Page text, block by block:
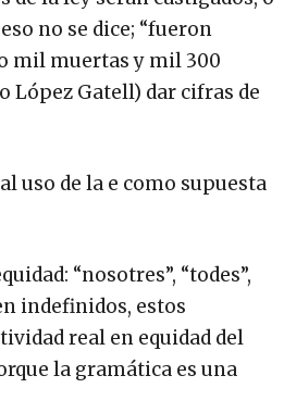
no se dice; “fueron
mil muertas y mil 300
López Gatell) dar cifras de
uso de la e como supuesta
“nosotres”, “todes”,
indefinidos, estos
real en equidad del
la gramática es una